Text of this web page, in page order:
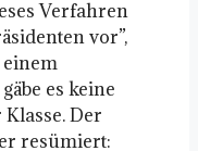
Verfahren
vor”,
es keine
Der
resümiert: